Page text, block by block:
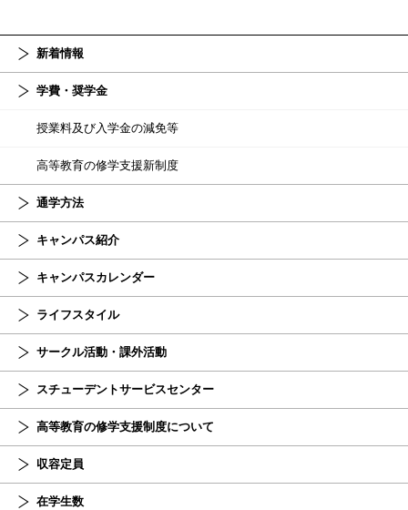
新着情報
学費・奨学金
授業料及び入学金の減免等
高等教育の修学支援新制度
通学方法
キャンパス紹介
キャンパスカレンダー
ライフスタイル
サークル活動・課外活動
スチューデントサービスセンター
高等教育の修学支援制度について
収容定員
在学生数